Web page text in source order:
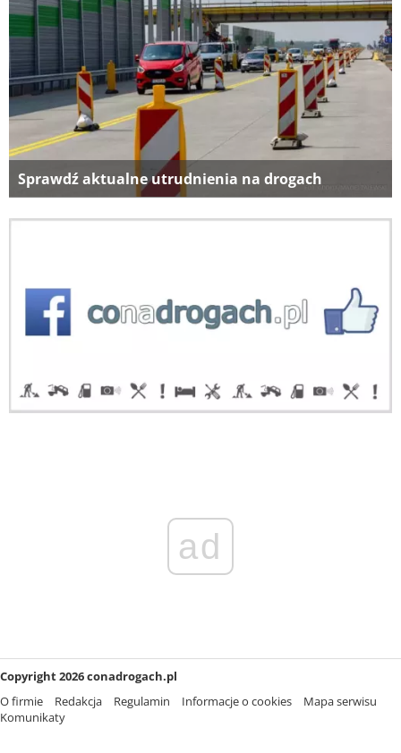
Sprawdź aktualne utrudnienia na drogach
ad
Copyright 2026 conadrogach.pl
O firmie
Redakcja Regulamin Informacje o cookies
Mapa serwisu
Komunikaty